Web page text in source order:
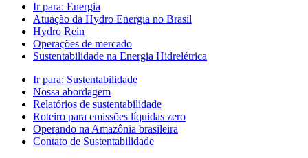
Ir para: Energia
Atuação da Hydro Energia no Brasil
Hydro Rein
Operações de mercado
Sustentabilidade na Energia Hidrelétrica
Ir para: Sustentabilidade
Nossa abordagem
Relatórios de sustentabilidade
Roteiro para emissões líquidas zero
Operando na Amazônia brasileira
Contato de Sustentabilidade